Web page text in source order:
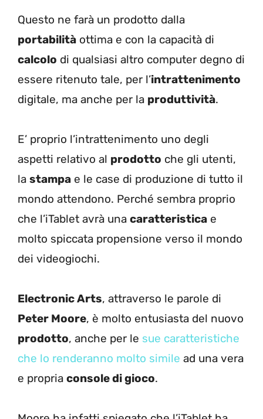
Questo ne farà un prodotto dalla
portabilità ottima e con la capacità di
calcolo di qualsiasi altro computer degno di
essere ritenuto tale, per l’intrattenimento
digitale, ma anche per la produttività.
E’ proprio l’intrattenimento uno degli
aspetti relativo al prodotto che gli utenti,
la stampa e le case di produzione di tutto il
mondo attendono. Perché sembra proprio
che l’iTablet avrà una caratteristica e
molto spiccata propensione verso il mondo
dei videogiochi.
Electronic Arts, attraverso le parole di
Peter Moore, è molto entusiasta del nuovo
prodotto, anche per le sue caratteristiche
che lo renderanno molto simile ad una vera
e propria console di gioco.